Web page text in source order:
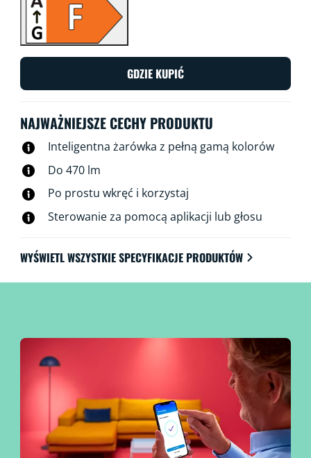
z zaprogramowanych trybów oświetlenia w
konfiguracjach Wi-Fi.
GDZIE KUPIĆ
NAJWAŻNIEJSZE CECHY PRODUKTU
Inteligentna żarówka z pełną gamą kolorów
Do 470 lm
Po prostu wkręć i korzystaj
Sterowanie za pomocą aplikacji lub głosu
WYŚWIETL WSZYSTKIE SPECYFIKACJE PRODUKTÓW